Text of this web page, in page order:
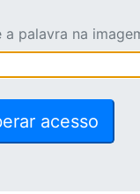
a palavra na